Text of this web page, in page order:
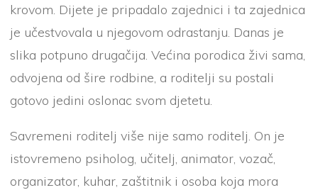
krovom. Dijete je pripadalo zajednici i ta zajednica
je učestvovala u njegovom odrastanju. Danas je
slika potpuno drugačija. Većina porodica živi sama,
odvojena od šire rodbine, a roditelji su postali
gotovo jedini oslonac svom djetetu.
Savremeni roditelj više nije samo roditelj. On je
istovremeno psiholog, učitelj, animator, vozač,
organizator, kuhar, zaštitnik i osoba koja mora